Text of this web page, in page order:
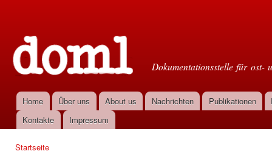
Dokumentationsstelle für ost-
Hauptmenü
Home Über uns About us Nachrichten Publikationen
Kontakte
Impressum
Startseite